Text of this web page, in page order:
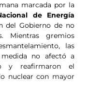
marcada por la
de Energía
del Gobierno de no
Mientras gremios
las
no afectó a
y reafirmaron el
nuclear con mayor